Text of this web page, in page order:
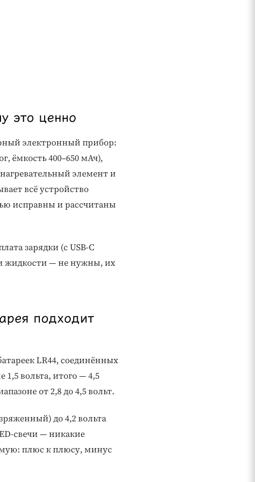
это ценно
электронный прибор:
ёмкость 400–650 мАч),
элемент и
всё устройство
исправны и рассчитаны
зарядки (с USB-C
жидкости — не нужны, их
подходит
LR44, соединённых
вольта, итого — 4,5
от 2,8 до 4,5 вольт.
до 4,2 вольта
свечи — никакие
плюс к плюсу, минус